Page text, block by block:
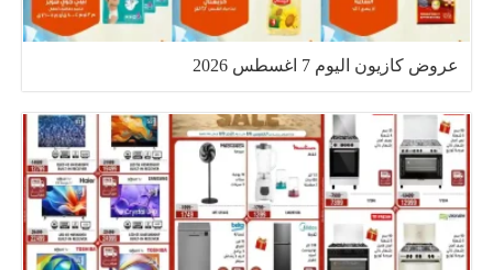
عروض كازيون اليوم 7 اغسطس 2026